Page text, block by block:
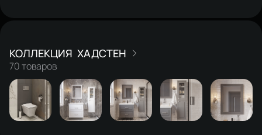
ХАДСТЕН
70 товаров